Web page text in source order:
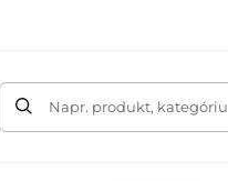
Napr. produkt, kategóriu